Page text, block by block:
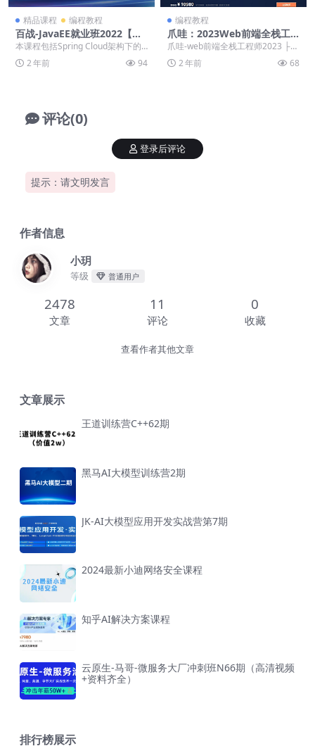
精品课程 编程教程
百战-JavaEE就业班2022【完
结】
本课程包括Spring Cloud架构下的
商城项目、分布式事务、设计模
式、智能家...
2 年前 94
编程教程
爪哇：2023Web前端全栈工
程师，前端进阶视频课程
爪哇-web前端全栈工程师2023 ├─
─01.web0730 this指针&a...
2 年前 68
评论(0)
提示：请文明发言
登录后评论
作者信息
小玥
等级 普通用户
2478
文章
11
评论
0
收藏
查看作者其他文章
文章展示
王道训练营C++62期
黑马AI大模型训练营2期
JK-AI大模型应用开发实战营第7期
2024最新小迪网络安全课程
知乎AI解决方案课程
云原生-马哥-微服务大厂冲刺班N66期（高清视频
+资料齐全）
排行榜展示